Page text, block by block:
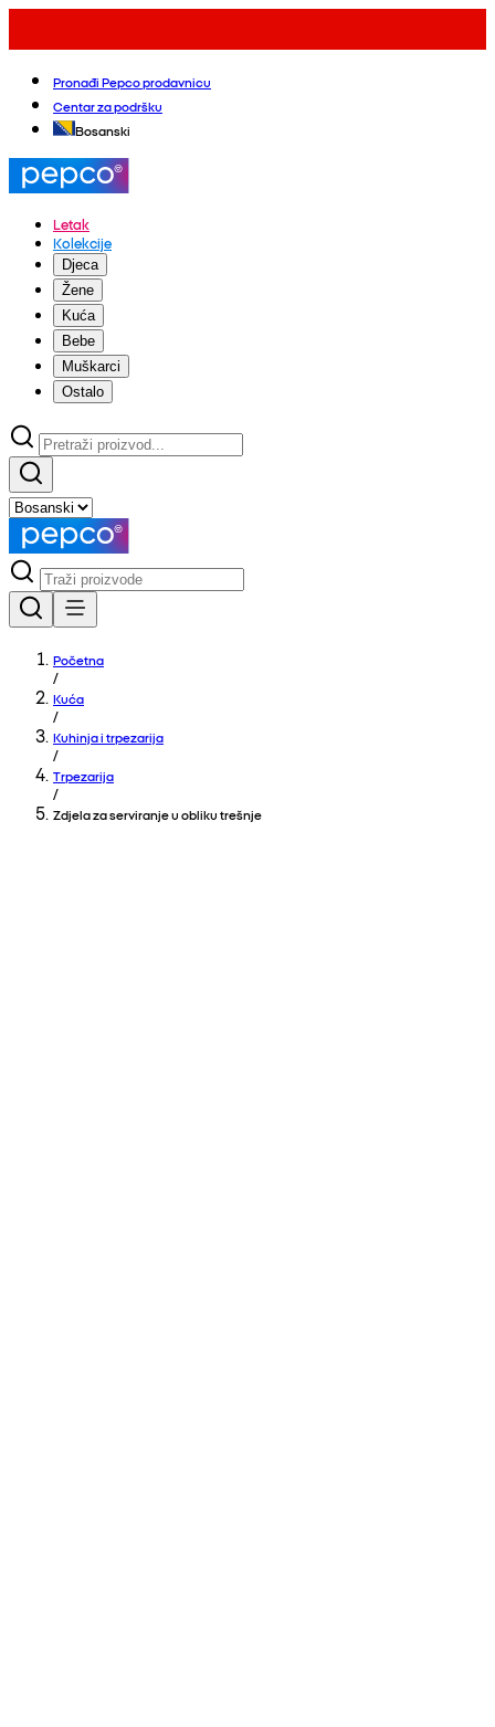
Pronađi Pepco prodavnicu
Centar za podršku
Bosanski
Letak
Kolekcije
Djeca
Žene
Kuća
Bebe
Muškarci
Ostalo
Početna
/
Kuća
/
Kuhinja i trpezarija
/
Trpezarija
/
Zdjela za serviranje u obliku trešnje